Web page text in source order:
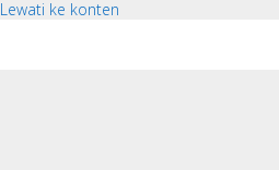
Lewati ke konten